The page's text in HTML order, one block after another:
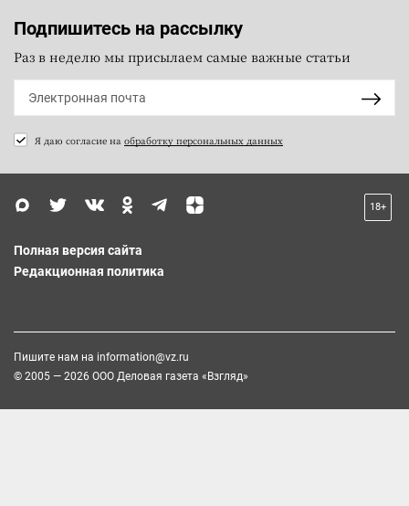
Подпишитесь на рассылку
Раз в неделю мы присылаем самые важные статьи
Я даю согласие на обработку персональных данных
18+
Полная версия сайта
Редакционная политика
Пишите нам на information@vz.ru
© 2005 — 2026 ООО Деловая газета «Взгляд»